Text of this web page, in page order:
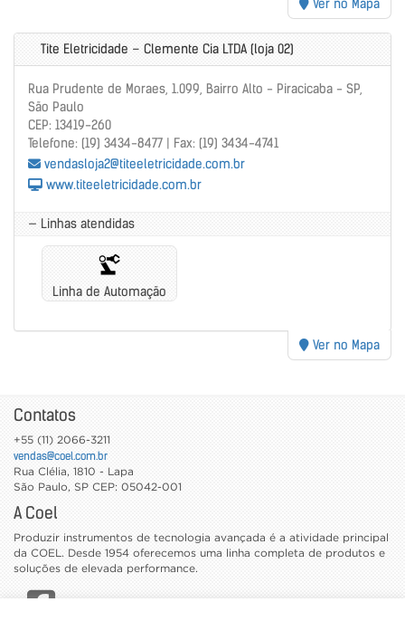
Ver no Mapa
Tite Eletricidade – Clemente Cia LTDA (loja 02)
Rua Prudente de Moraes, 1.099, Bairro Alto - Piracicaba - SP,
São Paulo
CEP: 13419-260
Telefone: (19) 3434-8477 | Fax: (19) 3434-4741
vendasloja2@titeeletricidade.com.br
www.titeeletricidade.com.br
— Linhas atendidas
Linha de Automação
Ver no Mapa
Contatos
+55 (11) 2066-3211
vendas@coel.com.br
Rua Clélia, 1810 - Lapa
São Paulo, SP CEP: 05042-001
A Coel
Produzir instrumentos de tecnologia avançada é a atividade principal
da COEL. Desde 1954 oferecemos uma linha completa de produtos e
soluções de elevada performance.